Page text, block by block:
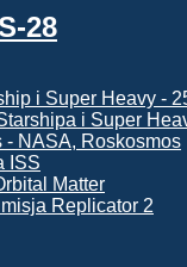
28
i Super
ISS
Replicator 2